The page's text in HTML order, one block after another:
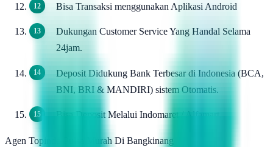
Bisa Transaksi menggunakan Aplikasi Android
Dukungan Customer Service Yang Handal Selama
24jam.
Deposit Didukung Bank Terbesar di Indonesia (BCA,
BNI, BRI & MANDIRI) sistem Otomatis.
Bisa Deposit Melalui Indomaret / Alfamart.
Agen Topindo Pulsa Murah Di Bangkinang